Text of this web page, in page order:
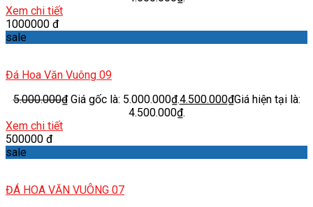
Xem chi tiết
1000000 đ
sale
Đá Hoa Văn Vuông 09
5.000.000₫ Giá gốc là: 5.000.000₫.4.500.000₫Giá hiện tại là:
4.500.000₫.
Xem chi tiết
500000 đ
sale
ĐÁ HOA VĂN VUÔNG 07